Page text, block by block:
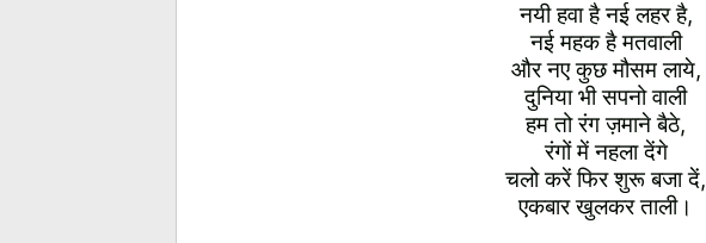
नयी हवा है नई लहर है,
नई महक है मतवाली
और नए कुछ मौसम लाये,
दुनिया भी सपनो वाली
हम तो रंग ज़माने बैठे,
रंगों में नहला देंगे
चलो करें फिर शुरू बजा दें,
एकबार खुलकर ताली।